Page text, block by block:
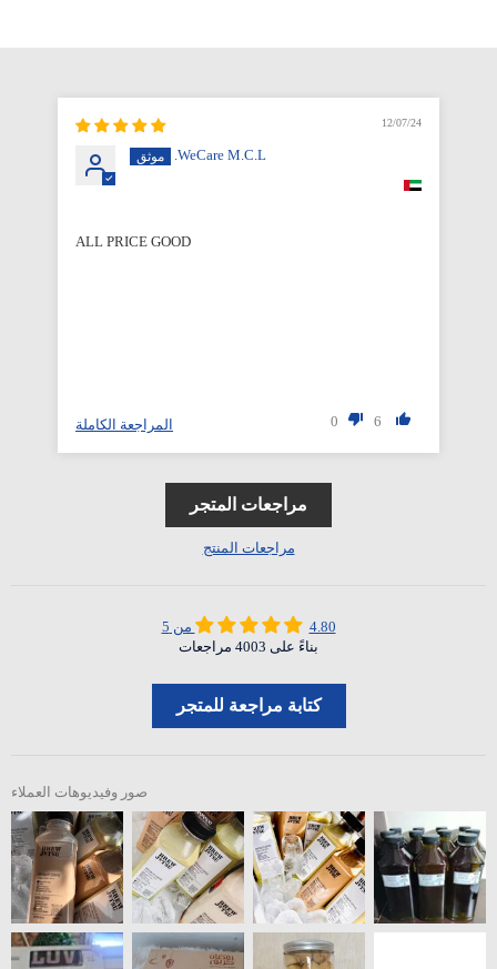
12/07/24
WeCare M.C.L.
ALL PRICE GOOD
6
0 المراجعة الكاملة
مراجعات المتجر
مراجعات المنتج
4.80 من 5
بناءً على 4003 مراجعات
كتابة مراجعة للمتجر
صور وفيديوهات العملاء